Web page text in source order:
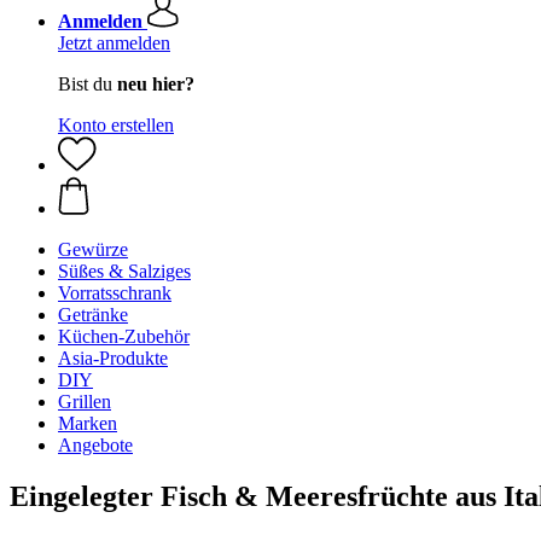
Anmelden
Jetzt anmelden
Bist du neu hier?
Konto erstellen
Gewürze
Süßes & Salziges
Vorratsschrank
Getränke
Küchen-Zubehör
Asia-Produkte
DIY
Grillen
Marken
Angebote
Eingelegter Fisch & Meeresfrüchte aus